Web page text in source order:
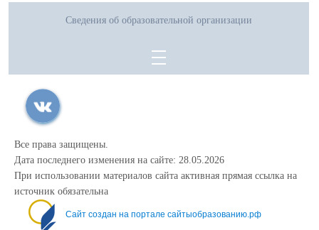
Сведения об образовательной организации
Все права защищены.
Дата последнего изменения на сайте: 28.05.2026
При использовании материалов сайта активная прямая ссылка на
источник обязательна
Сайт создан на портале сайтыобразованию.рф